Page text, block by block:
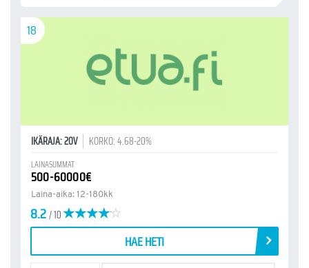
18
IKÄRAJA: 20V KORKO: 4.68-20%
LAINASUMMAT
500-60000€
Laina-aika: 12-180kk
8.2/ 10
HAE HETI